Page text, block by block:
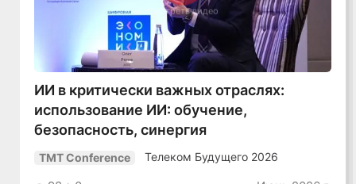
Смотреть видео
ИИ в критически важных отраслях:
использование ИИ: обучение,
безопасность, синергия
TMT Conference Телеком Будущего 2026